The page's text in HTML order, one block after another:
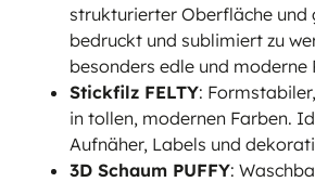
strukturierter Oberfläche und
bedruckt und sublimiert zu
besonders edle und moderne
Stickfilz FELTY:
in tollen, modernen Farben.
Aufnäher, Labels und
3D Schaum PUFFY: